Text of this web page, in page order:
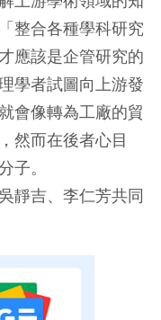
整合各種學科研究
應該是企管研究的
學者試圖向上游發
會像轉為工廠的貿
然而在後者心目
子。
靜吉、李仁芳共同